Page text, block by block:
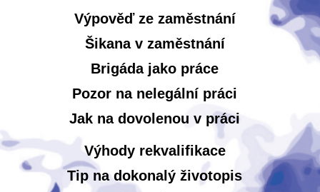
Výpověď ze zaměstnání
Šikana v zaměstnání
Brigáda jako práce
Pozor na nelegální práci
Jak na dovolenou v práci
Výhody rekvalifikace
Tip na dokonalý životopis